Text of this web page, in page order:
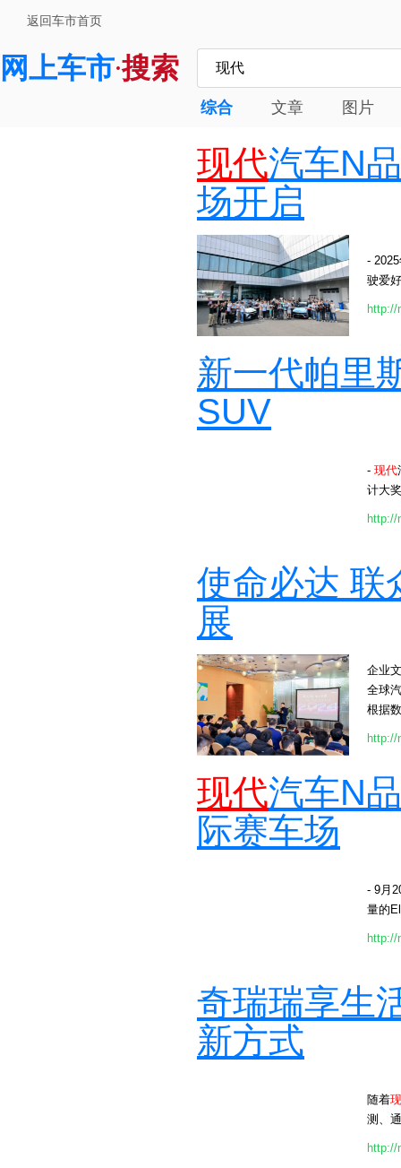
返回车市首页
网上车市·搜索
综合 文章 图片
现代汽车N
场开启
-
驶爱
http://
新一代帕里
SUV
- 现代
计大
http://
使命必达 联
展
企业
全球
根据
http://
现代汽车N
际赛车场
- 9月
量的
http://
奇瑞瑞享生
新方式
随着
测、
http://